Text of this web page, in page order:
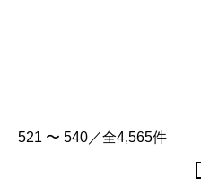
521 〜 540／全4,565件